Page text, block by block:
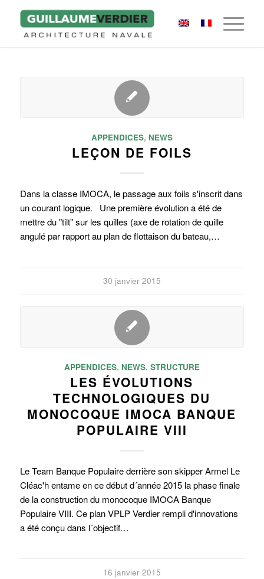
APPENDICES, NEWS
LEÇON DE FOILS
Dans la classe IMOCA, le passage aux foils s'inscrit dans
un courant logique. Une première évolution a été de
mettre du "tilt" sur les quilles (axe de rotation de quille
angulé par rapport au plan de flottaison du bateau,…
30 janvier 2015
APPENDICES, NEWS, STRUCTURE
LES ÉVOLUTIONS
TECHNOLOGIQUES DU
MONOCOQUE IMOCA BANQUE
POPULAIRE VIII
Le Team Banque Populaire derrière son skipper Armel Le
Cléac'h entame en ce début d´année 2015 la phase finale
de la construction du monocoque IMOCA Banque
Populaire VIII. Ce plan VPLP Verdier rempli d'innovations
a été conçu dans l´objectif…
16 janvier 2015